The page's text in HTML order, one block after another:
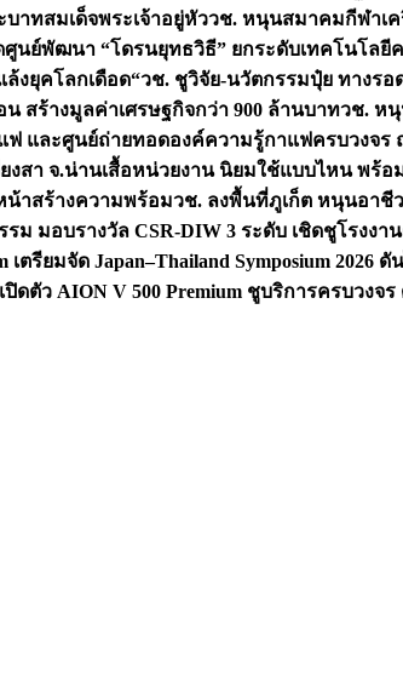
าทสมเด็จพระเจ้าอยู่หัววช. หนุนสมาคมกีฬาเค
นย์พัฒนา “โดรนยุทธวิธี” ยกระดับเทคโนโลยี
ล้งยุคโลกเดือด“วช. ชูวิจัย-นวัตกรรมปุ๋ย ทางร
สร้างมูลค่าเศรษฐกิจกว่า 900 ล้านบาทวช. หนุ
ฟ และศูนย์ถ่ายทอดองค์ความรู้กาแฟครบวงจร
งสา จ.น่านเสื้อหน่วยงาน นิยมใช้แบบไหน พร้อ
น้าสร้างความพร้อมวช. ลงพื้นที่ภูเก็ต หนุนอาชี
รม มอบรางวัล CSR-DIW 3 ระดับ เชิดชูโรงง
เตรียมจัด Japan–Thailand Symposium 2026
ปิดตัว AION V 500 Premium ชูบริการครบวงจ